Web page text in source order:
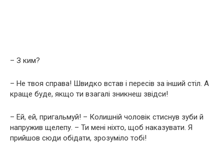
– З ким?
– Не твоя справа! Швидко встав і пересів за інший стіл. А
краще буде, якщо ти взагалі зникнеш звідси!
– Ей, ей, пригальмуй! – Колишній чоловік стиснув зуби й
напружив щелепу. – Ти мені ніхто, щоб наказувати. Я
прийшов сюди обідати, зрозуміло тобі!